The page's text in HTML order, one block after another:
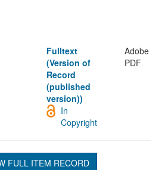
Fulltext
(Version of
Record
(published
version))
Adobe
PDF
In
Copyright
FULL ITEM RECORD